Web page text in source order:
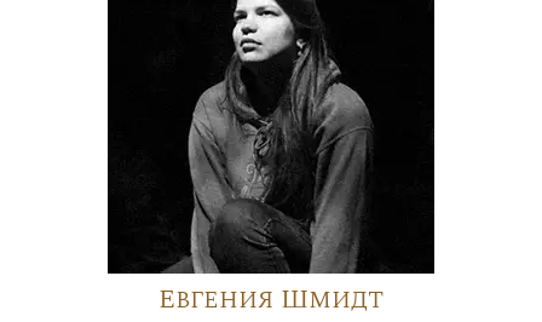
Евгения Шмидт